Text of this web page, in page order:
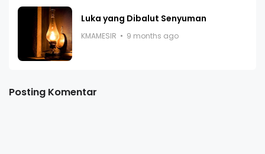
Luka yang Dibalut Senyuman
KMAMESIR 9 months ago
Posting Komentar